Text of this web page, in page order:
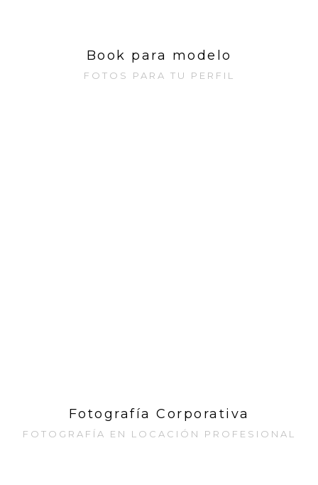
Book para modelo
FOTOS PARA TU PERFIL
Fotografía Corporativa
FOTOGRAFÍA EN LOCACIÓN PROFESIONAL